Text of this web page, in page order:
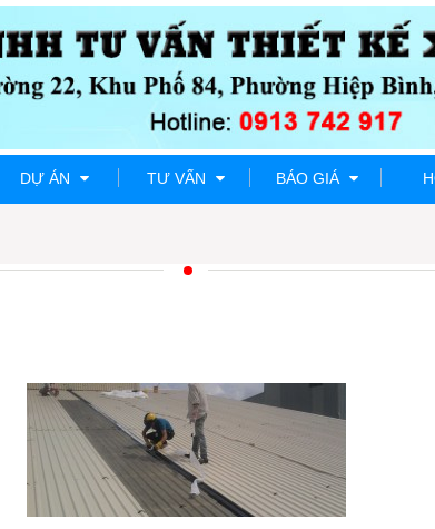
DỰ ÁN TƯ VẤN BÁO GIÁ